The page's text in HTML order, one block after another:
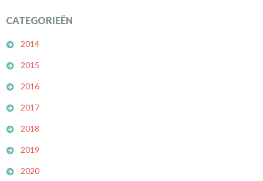
CATEGORIEËN
2014
2015
2016
2017
2018
2019
2020